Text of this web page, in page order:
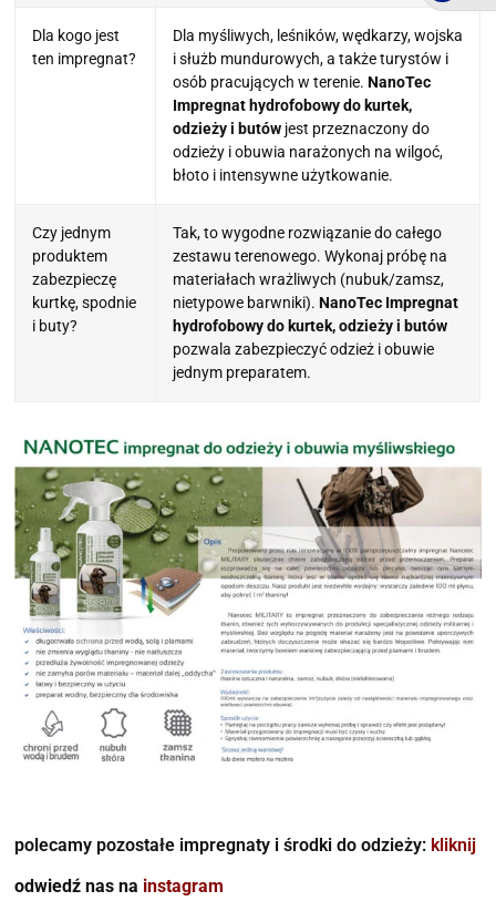
Dla kogo jest
ten impregnat?
Dla myśliwych, leśników, wędkarzy, wojska
i służb mundurowych, a także turystów i
osób pracujących w terenie.NanoTec
Impregnat hydrofobowy do kurtek,
odzieży i butów jest przeznaczony do
odzieży i obuwia narażonych na wilgoć,
błoto i intensywne użytkowanie.
Czy jednym
produktem
zabezpieczę
kurtkę, spodnie
i buty?
Tak, to wygodne rozwiązanie do całego
zestawu terenowego. Wykonaj próbę na
materiałach wrażliwych (nubuk/zamsz,
nietypowe barwniki).NanoTec Impregnat
hydrofobowy do kurtek, odzieży i butów
pozwala zabezpieczyć odzież i obuwie
jednym preparatem.
polecamy pozostałe impregnaty i środki do odzieży: kliknij
odwiedź nas na instagram